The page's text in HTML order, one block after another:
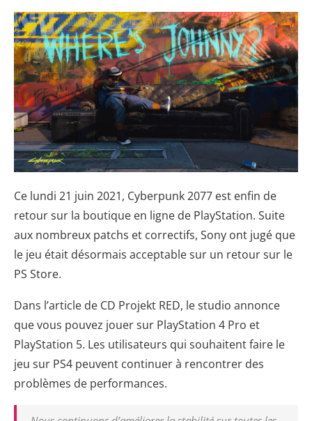
Ce lundi 21 juin 2021, Cyberpunk 2077 est enfin de
retour sur la boutique en ligne de PlayStation. Suite
aux nombreux patchs et correctifs, Sony ont jugé que
le jeu était désormais acceptable sur un retour sur le
PS Store.
Dans l’article de CD Projekt RED, le studio annonce
que vous pouvez jouer sur PlayStation 4 Pro et
PlayStation 5. Les utilisateurs qui souhaitent faire le
jeu sur PS4 peuvent continuer à rencontrer des
problèmes de performances.